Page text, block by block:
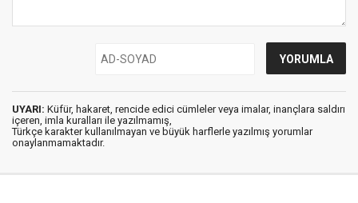
UYARI: Küfür, hakaret, rencide edici cümleler veya imalar, inançlara saldırı
içeren, imla kuralları ile yazılmamış,
Türkçe karakter kullanılmayan ve büyük harflerle yazılmış yorumlar
onaylanmamaktadır.